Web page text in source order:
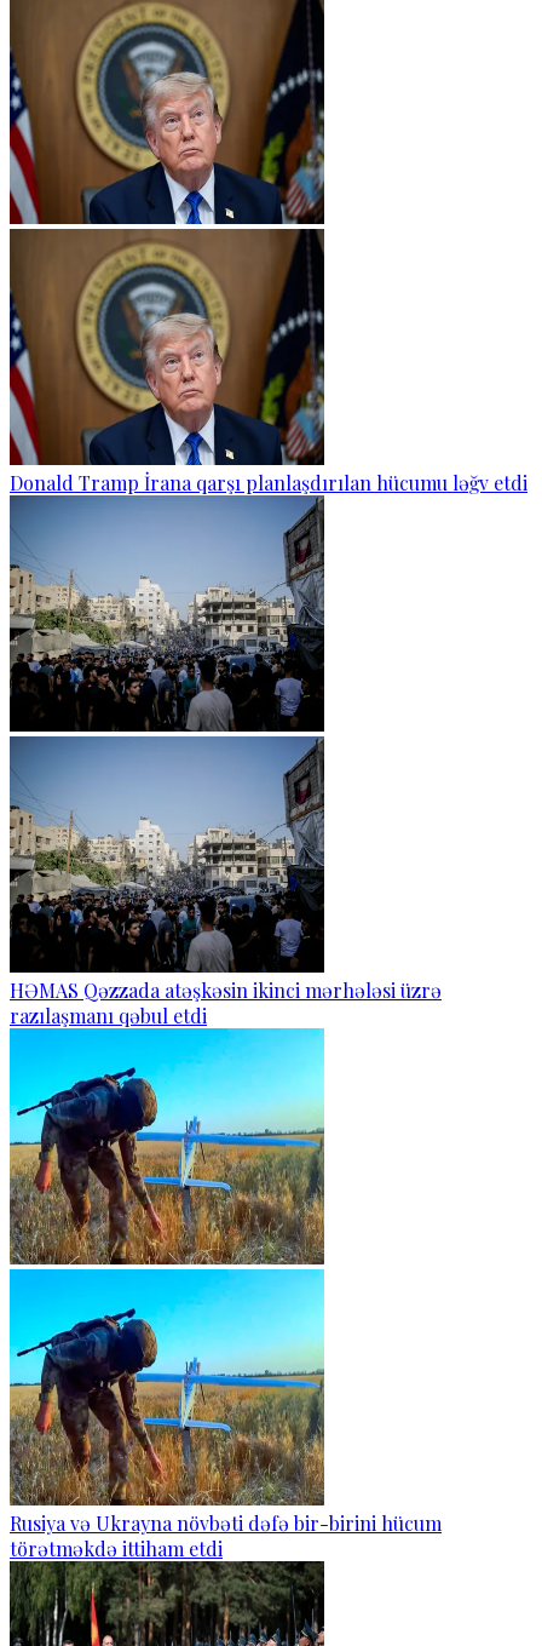
Donald Tramp İrana qarşı planlaşdırılan hücumu ləğv etdi
HƏMAS Qəzzada atəşkəsin ikinci mərhələsi üzrə
razılaşmanı qəbul etdi
Rusiya və Ukrayna növbəti dəfə bir-birini hücum
törətməkdə ittiham etdi